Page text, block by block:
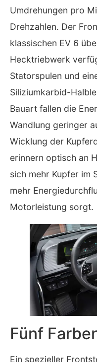
Umdrehungen pro
Drehzahlen. Der
klassischen EV 6
Hecktriebwerk
Statorspulen und
Siliziumkarbid-
Bauart fallen die
Wandlung geringer
Wicklung der
erinnern optisch an
sich mehr Kupfer im
mehr
Motorleistung sorgt.
Fünf
Ein spezieller